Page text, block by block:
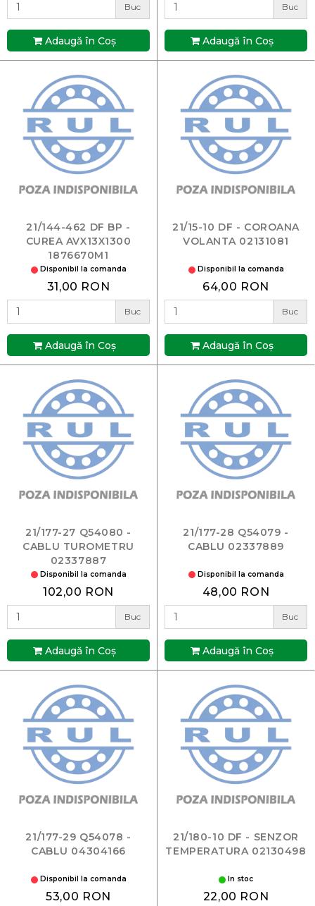
Buc
Adaugă în Coş
Buc
Adaugă în Coş
21/144-462 DF BP -
CUREA AVX13X1300
1876670M1
Disponibil la comanda
31,00 RON
Buc
Adaugă în Coş
21/15-10 DF - COROANA
VOLANTA 02131081
Disponibil la comanda
64,00 RON
Buc
Adaugă în Coş
21/177-27 Q54080 -
CABLU TUROMETRU
02337887
Disponibil la comanda
102,00 RON
Buc
Adaugă în Coş
21/177-28 Q54079 -
CABLU 02337889
Disponibil la comanda
48,00 RON
Buc
Adaugă în Coş
21/177-29 Q54078 -
CABLU 04304166
Disponibil la comanda
53,00 RON
21/180-10 DF - SENZOR
TEMPERATURA 02130498
In stoc
22,00 RON